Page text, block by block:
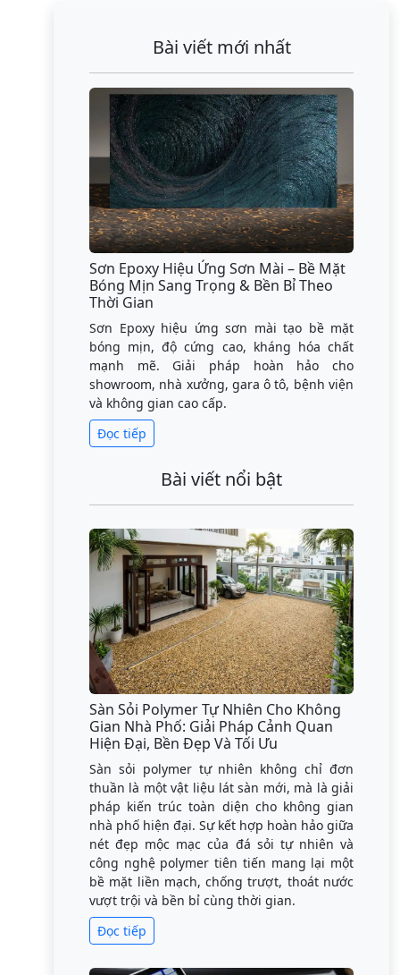
Bài viết mới nhất
Sơn Epoxy Hiệu Ứng Sơn Mài – Bề Mặt
Bóng Mịn Sang Trọng & Bền Bỉ Theo
Thời Gian
Sơn Epoxy hiệu ứng sơn mài tạo bề mặt
bóng mịn, độ cứng cao, kháng hóa chất
mạnh mẽ. Giải pháp hoàn hảo cho
showroom, nhà xưởng, gara ô tô, bệnh viện
và không gian cao cấp.
Đọc tiếp
Bài viết nổi bật
Sàn Sỏi Polymer Tự Nhiên Cho Không
Gian Nhà Phố: Giải Pháp Cảnh Quan
Hiện Đại, Bền Đẹp Và Tối Ưu
Sàn sỏi polymer tự nhiên không chỉ đơn
thuần là một vật liệu lát sàn mới, mà là giải
pháp kiến trúc toàn diện cho không gian
nhà phố hiện đại. Sự kết hợp hoàn hảo giữa
nét đẹp mộc mạc của đá sỏi tự nhiên và
công nghệ polymer tiên tiến mang lại một
bề mặt liền mạch, chống trượt, thoát nước
vượt trội và bền bỉ cùng thời gian.
Đọc tiếp